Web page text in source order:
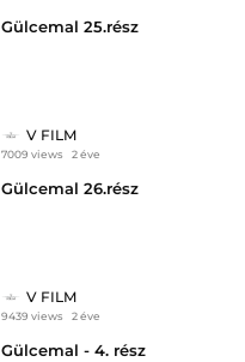
Gülcemal 25.rész
V FILM
7009 views 2 éve
Gülcemal 26.rész
V FILM
9439 views 2 éve
Gülcemal - 4. rész